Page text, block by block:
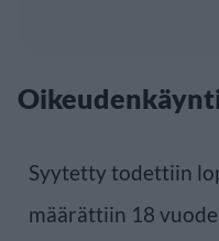
Syytetty todettiin
määrättiin 18